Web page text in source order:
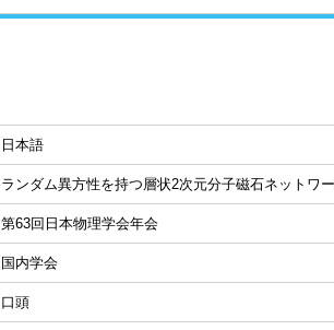
日本語
ランダム異方性を持つ層状2次元分子磁石ネットワ
第63回日本物理学会年会
国内学会
口頭